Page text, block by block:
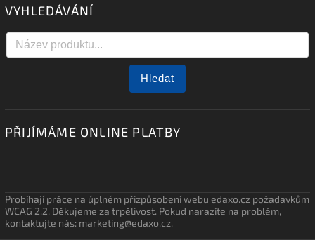
VYHLEDÁVÁNÍ
Hledat
PŘIJÍMÁME ONLINE PLATBY
Probíhají práce na úplném přizpůsobení webu edaxo.cz požadavkům
WCAG 2.2. Děkujeme za trpělivost. Pokud narazíte na problém,
kontaktujte nás: marketing@edaxo.cz.